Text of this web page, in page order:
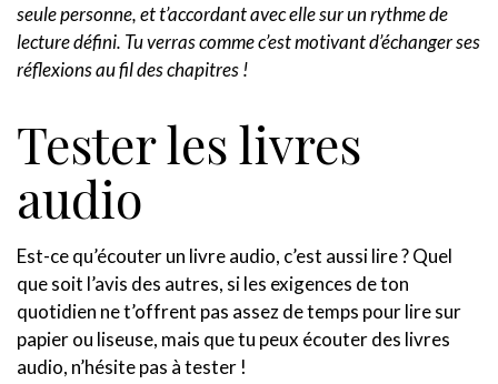
seule personne, et t’accordant avec elle sur un rythme de
lecture défini. Tu verras comme c’est motivant d’échanger ses
réflexions au fil des chapitres !
Tester les livres
audio
Est-ce qu’écouter un livre audio, c’est aussi lire ? Quel
que soit l’avis des autres, si les exigences de ton
quotidien ne t’offrent pas assez de temps pour lire sur
papier ou liseuse, mais que tu peux écouter des livres
audio, n’hésite pas à tester !